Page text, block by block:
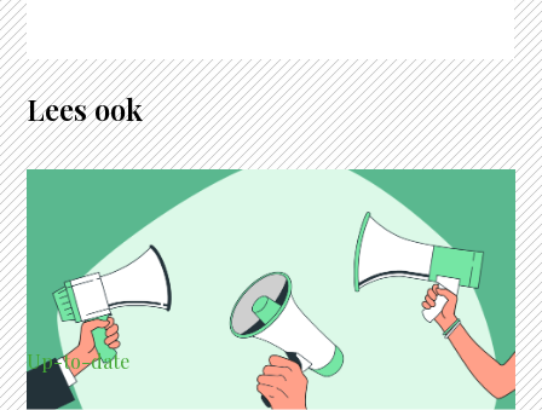
Lees ook
Up-to-date